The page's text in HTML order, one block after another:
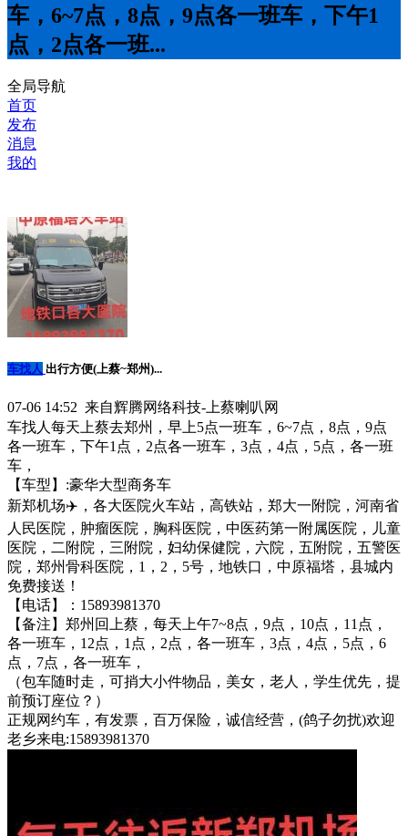
车，6~7点，8点，9点各一班车，下午1
点，2点各一班...
全局导航
首页
发布
消息
我的
车找人 出行方便(上蔡~郑州)...
07-06 14:52 来自辉腾网络科技-上蔡喇叭网
车找人每天上蔡去郑州，早上5点一班车，6~7点，8点，9点
各一班车，下午1点，2点各一班车，3点，4点，5点，各一班
车，
【车型】:豪华大型商务车
新郑机场✈️，各大医院火车站，高铁站，郑大一附院，河南省
人民医院，肿瘤医院，胸科医院，中医药第一附属医院，儿童
医院，二附院，三附院，妇幼保健院，六院，五附院，五警医
院，郑州骨科医院，1，2，5号，地铁口，中原福塔，县城内
免费接送！
【电话】：15893981370
【备注】郑州回上蔡，每天上午7~8点，9点，10点，11点，
各一班车，12点，1点，2点，各一班车，3点，4点，5点，6
点，7点，各一班车，
（包车随时走，可捎大小件物品，美女，老人，学生优先，提
前预订座位？）
正规网约车，有发票，百万保险，诚信经营，(鸽子勿扰)欢迎
老乡来电:15893981370